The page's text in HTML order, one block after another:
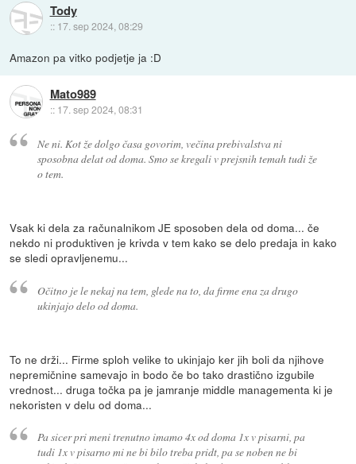
Tody
:: 17. sep 2024, 08:29
Amazon pa vitko podjetje ja :D
Mato989
:: 17. sep 2024, 08:31
Ne ni. Kot že dolgo časa govorim, večina prebivalstva ni
sposobna delat od doma. Smo se kregali v prejsnih temah tudi že
o tem.
Vsak ki dela za računalnikom JE sposoben dela od doma... če
nekdo ni produktiven je krivda v tem kako se delo predaja in kako
se sledi opravljenemu...
Očitno je le nekaj na tem, glede na to, da firme ena za drugo
ukinjajo delo od doma.
To ne drži... Firme sploh velike to ukinjajo ker jih boli da njihove
nepremičnine samevajo in bodo če bo tako drastično izgubile
vrednost... druga točka pa je jamranje middle managementa ki je
nekoristen v delu od doma...
Pa sicer pri meni trenutno imamo 4x od doma 1x v pisarni, pa
tudi 1x v pisarno mi ne bi bilo treba pridt, pa se noben ne bi